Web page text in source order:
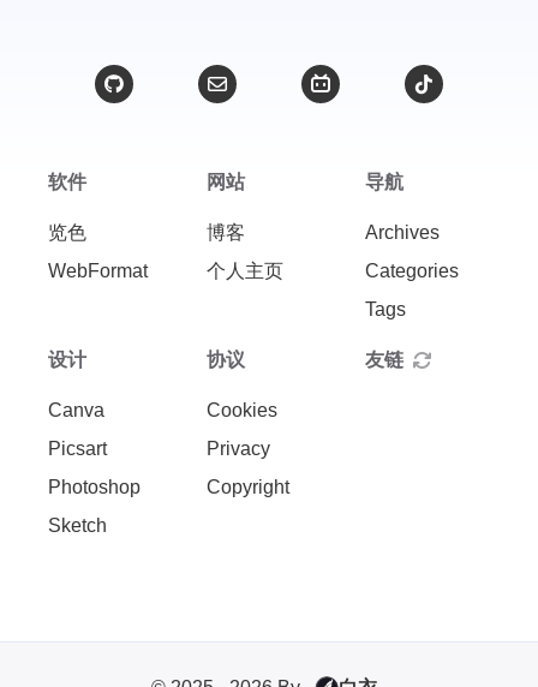
软件
览色
WebFormat
网站
博客
个人主页
导航
Archives
Categories
Tags
设计
Canva
Picsart
Photoshop
Sketch
协议
Cookies
Privacy
Copyright
友链